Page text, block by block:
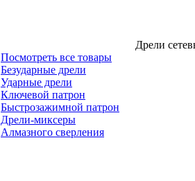
Дрели
Посмотреть все товары
Безударные дрели
Ударные дрели
Ключевой патрон
Быстрозажимной патрон
Дрели-миксеры
Алмазного сверления